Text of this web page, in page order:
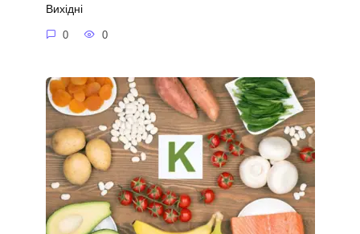
Вихідні
0 0